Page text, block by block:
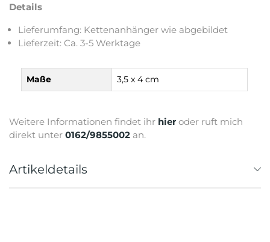
Details
Lieferumfang: Kettenanhänger wie abgebildet
Lieferzeit: Ca. 3-5 Werktage
Maße 3,5 x 4 cm
Weitere Informationen findet ihr hier oder ruft mich
direkt unter 0162/9855002 an.
Artikeldetails